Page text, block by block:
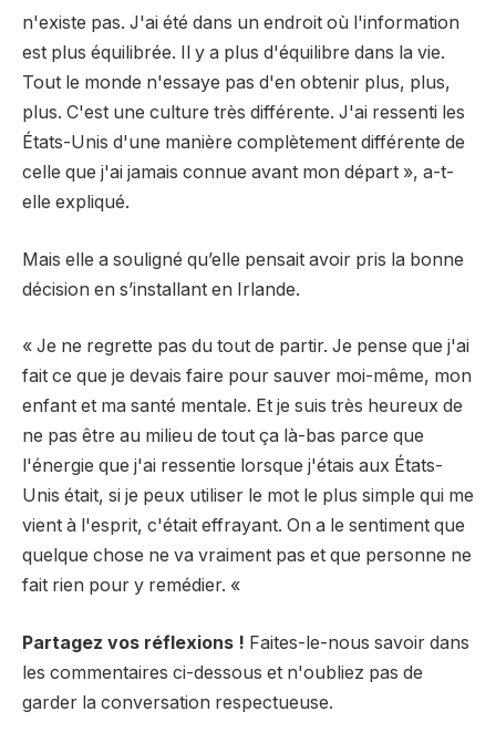
n'existe pas. J'ai été dans un endroit où l'information
est plus équilibrée. Il y a plus d'équilibre dans la vie.
Tout le monde n'essaye pas d'en obtenir plus, plus,
plus. C'est une culture très différente. J'ai ressenti les
États-Unis d'une manière complètement différente de
celle que j'ai jamais connue avant mon départ », a-t-
elle expliqué.
Mais elle a souligné qu’elle pensait avoir pris la bonne
décision en s’installant en Irlande.
« Je ne regrette pas du tout de partir. Je pense que j'ai
fait ce que je devais faire pour sauver moi-même, mon
enfant et ma santé mentale. Et je suis très heureux de
ne pas être au milieu de tout ça là-bas parce que
l'énergie que j'ai ressentie lorsque j'étais aux États-
Unis était, si je peux utiliser le mot le plus simple qui me
vient à l'esprit, c'était effrayant. On a le sentiment que
quelque chose ne va vraiment pas et que personne ne
fait rien pour y remédier. «
Partagez vos réflexions ! Faites-le-nous savoir dans
les commentaires ci-dessous et n'oubliez pas de
garder la conversation respectueuse.